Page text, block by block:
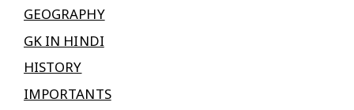
GEOGRAPHY
GK IN HINDI
HISTORY
IMPORTANTS